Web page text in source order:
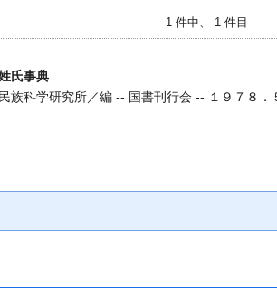
1 件中、 1 件目
氏事典
族科学研究所／編 -- 国書刊行会 -- １９７８．